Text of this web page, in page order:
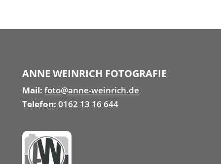
ANNE WEINRICH FOTOGRAFIE
Mail: foto@anne-weinrich.de
Telefon: 0162 13 16 644